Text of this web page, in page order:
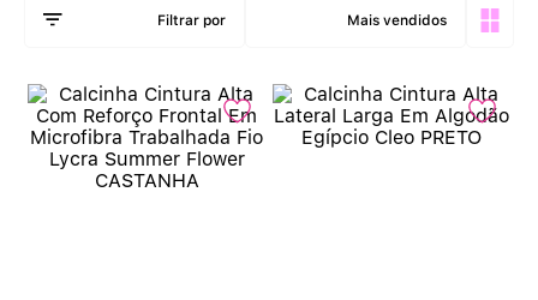
Mais vendidos
Conjunto
6º Calcinha Cintura Alta
Modal